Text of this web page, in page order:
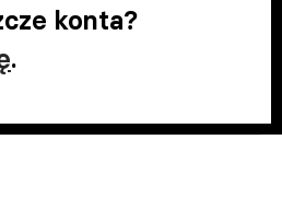
konta?
.